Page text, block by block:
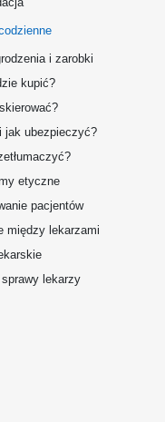
i zarobki
kupić?
jak ubezpieczyć?
etyczne
pacjentów
między lekarzami
sprawy lekarzy